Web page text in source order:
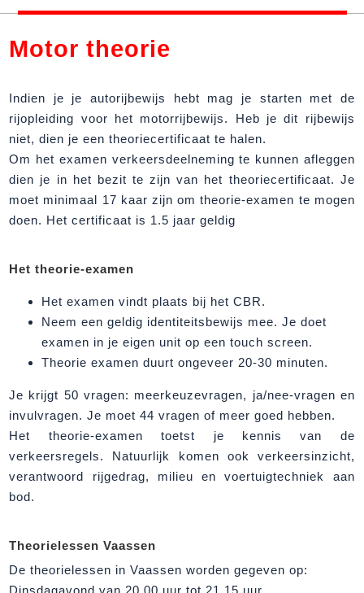
Motor theorie
Indien je je autorijbewijs hebt mag je starten met de
rijopleiding voor het motorrijbewijs. Heb je dit rijbewijs
niet, dien je een theoriecertificaat te halen.
Om het examen verkeersdeelneming te kunnen afleggen
dien je in het bezit te zijn van het theoriecertificaat. Je
moet minimaal 17 kaar zijn om theorie-examen te mogen
doen. Het certificaat is 1.5 jaar geldig
Het theorie-examen
Het examen vindt plaats bij het CBR.
Neem een geldig identiteitsbewijs mee. Je doet
examen in je eigen unit op een touch screen.
Theorie examen duurt ongeveer 20-30 minuten.
Je krijgt 50 vragen: meerkeuzevragen, ja/nee-vragen en
invulvragen. Je moet 44 vragen of meer goed hebben.
Het theorie-examen toetst je kennis van de
verkeersregels. Natuurlijk komen ook verkeersinzicht,
verantwoord rijgedrag, milieu en voertuigtechniek aan
bod.
Theorielessen Vaassen
De theorielessen in Vaassen worden gegeven op:
Dinsdagavond van 20.00 uur tot 21.15 uur